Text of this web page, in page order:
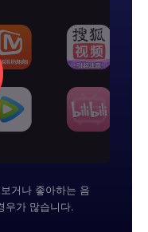
거나 좋아하는 음
우가 많습니다.